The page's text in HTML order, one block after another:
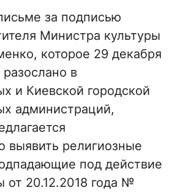
за подписью
Министра культуры
которое 29 декабря
в
и Киевской городской
администраций,
выявить религиозные
под действие
от 20.12.2018 года №